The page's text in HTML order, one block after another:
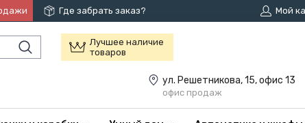
Где забрать заказ? Мой
Лучшее наличие
товаров
ул. Решетникова, 15, офис 13
офис продаж